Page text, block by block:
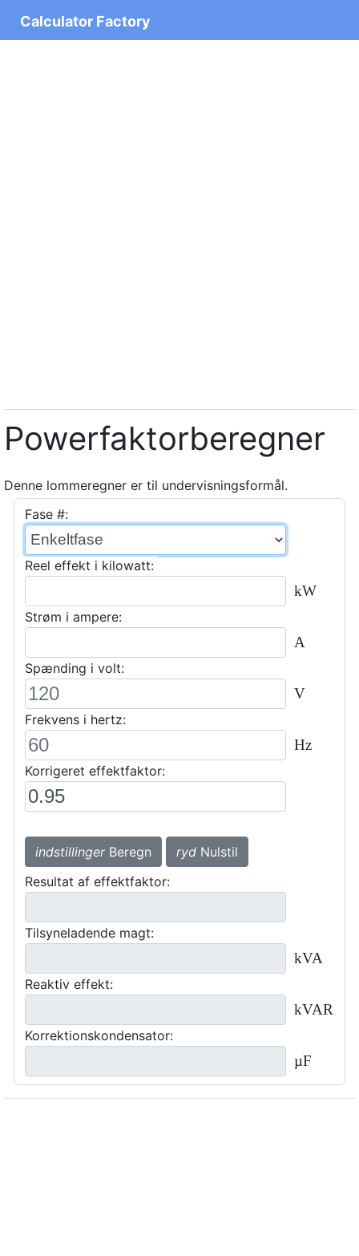
Calculator Factory
Powerfaktorberegner
Denne lommeregner er til undervisningsformål.
Fase #:
Reel effekt i kilowatt:
kW
Strøm i ampere:
A
Spænding i volt:
V
Frekvens i hertz:
Hz
Korrigeret effektfaktor:
indstillingerBeregn ryd Nulstil
Resultat af effektfaktor:
Tilsyneladende magt:
kVA
Reaktiv effekt:
kVAR
Korrektionskondensator:
µF